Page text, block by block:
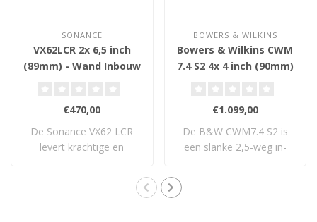
SONANCE
VX62LCR 2x 6,5 inch
(89mm) - Wand Inbouw
€470,00
De Sonance VX62 LCR
levert krachtige en
BOWERS & WILKINS
Bowers & Wilkins CWM
7.4 S2 4x 4 inch (90mm)
€1.099,00
De B&W CWM7.4 S2 is
een slanke 2,5-weg in-